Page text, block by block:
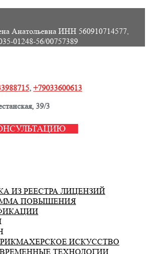
Анатольевна ИНН 560910714577,
01248-56/00757389
, +79033600613
39/3
ИЗ РЕЕСТРА ЛИЦЕНЗИЙ
ПОВЫШЕНИЯ
ИСКУССТВО
ТЕХНОЛОГИИ